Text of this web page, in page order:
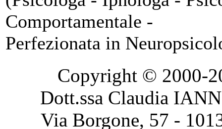
Comportamentale -
Perfezionata in
Copyright © 2000-
Dott.ssa Claudia
Via Borgone, 57 -